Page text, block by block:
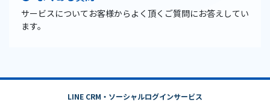
サービスについてお客様からよく頂くご質問にお答えしてい
ます。
LINE CRM・ソーシャルログインサービス